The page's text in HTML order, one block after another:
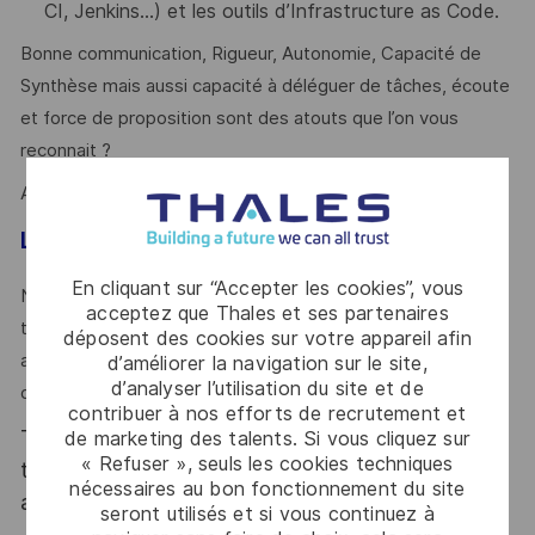
En cliquant sur “Accepter les cookies”, vous
acceptez que Thales et ses partenaires
déposent des cookies sur votre appareil afin
d’améliorer la navigation sur le site,
d’analyser l’utilisation du site et de
contribuer à nos efforts de recrutement et
de marketing des talents. Si vous cliquez sur
« Refuser », seuls les cookies techniques
nécessaires au bon fonctionnement du site
seront utilisés et si vous continuez à
CI, Jenkins…) et les outils d’Infrastructure as Code.
Bonne communication, Rigueur, Autonomie, Capacité de
Synthèse mais aussi capacité à déléguer de tâches, écoute
et force de proposition sont des atouts que l’on vous
reconnait ?
Alors ce poste est fait pour vous !
Le mot de l’équipe
Nous vous embarquerons dans une vraie démarche de
travail collaboratif et performant à travers la Co-ingénierie
avec les équipes système et logiciel. Et ce, dans un cadre
de travail agréable et une bonne ambiance d'équipe.
Thales, entreprise Handi-Engagée, reconnait
tous les talents. La diversité est notre meilleur
atout. Postulez et rejoignez nous !